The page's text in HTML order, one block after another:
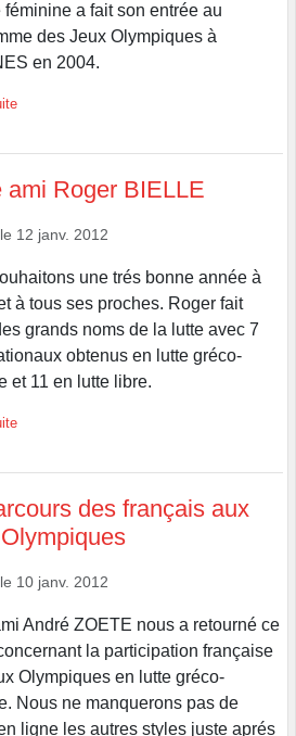
féminine a fait son entrée au
des Jeux Olympiques à
en 2004.
ami Roger BIELLE
12 janv. 2012
une trés bonne année à
à tous ses proches. Roger fait
grands noms de la lutte avec 7
obtenus en lutte gréco-
et 11 en lutte libre.
des français aux
10 janv. 2012
André ZOETE nous a retourné ce
la participation française
Olympiques en lutte gréco-
Nous ne manquerons pas de
ligne les autres styles juste aprés